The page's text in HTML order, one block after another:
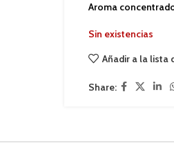
Aroma
Sin existencias
Añadir a la lista
Share: